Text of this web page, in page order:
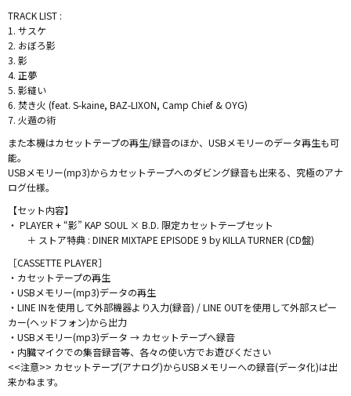
TRACK LIST :
1. サスケ
2. おぼろ影
3. 影
4. 正夢
5. 影縫い
6. 焚き火 (feat. S-kaine, BAZ-LIXON, Camp Chief & OYG)
7. 火遁の術
また本機はカセットテープの再生/録音のほか、USBメモリーのデータ再生も可
能。
USBメモリー(mp3)からカセットテープへのダビング録音も出来る、究極のアナ
ログ仕様。
【セット内容】
・ PLAYER + “影” KAP SOUL × B.D. 限定カセットテープセット
＋ ストア特典 : DINER MIXTAPE EPISODE 9 by KILLA TURNER (CD盤)
［CASSETTE PLAYER］
・カセットテープの再生
・USBメモリー(mp3)データの再生
・LINE INを使用して外部機器より入力(録音) / LINE OUTを使用して外部スピー
カー(ヘッドフォン)から出力
・USBメモリー(mp3)データ → カセットテープへ録音
・内臓マイクでの集音録音等、各々の使い方でお遊びください
<<注意>> カセットテープ(アナログ)からUSBメモリーへの録音(データ化)は出
来かねます。